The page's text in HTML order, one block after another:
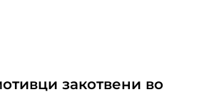
закотвени во